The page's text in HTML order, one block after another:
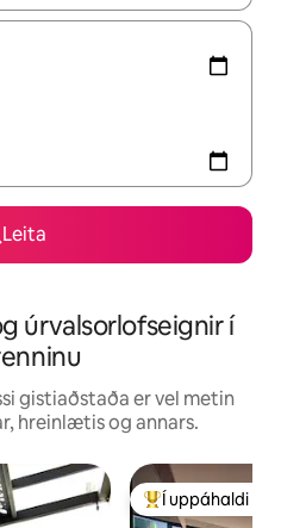
Leita
úrvalsorlofseignir í
gistiaðstaða er vel metin
hreinlætis og annars.
Í mestu
Í uppáhaldi